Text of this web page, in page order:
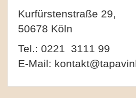
Kurfürstenstraße 29,
50678 Köln
Tel.: 0221 3111 99
E-Mail: